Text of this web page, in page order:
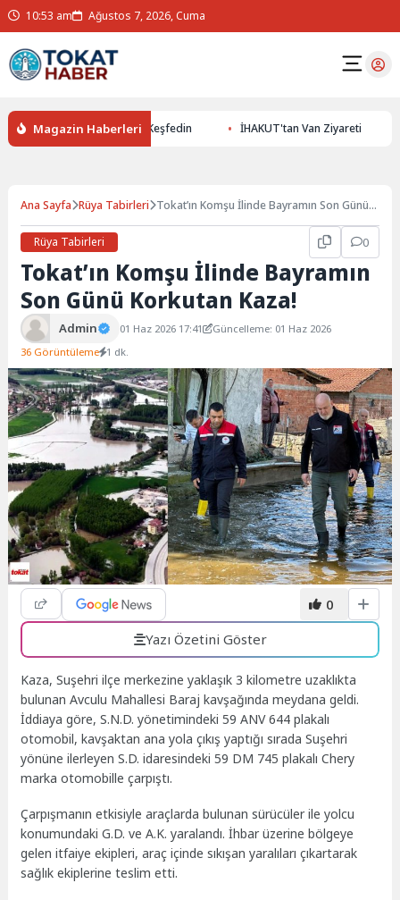
10:53 am Ağustos 7, 2026, Cuma
Magazin Haberleri
Yer Altının Gizemlerini Keşfedin İHAKUT'tan Van Ziyareti
Ana Sayfa Rüya Tabirleri Tokat’ın Komşu İlinde Bayramın Son Günü
Rüya Tabirleri
0
Tokat’ın Komşu İlinde Bayramın
Son Günü Korkutan Kaza!
Admin 01 Haz 2026 17:41
Güncelleme: 01 Haz 2026
36 Görüntüleme 1 dk.
0
Yazı Özetini Göster
Kaza, Suşehri ilçe merkezine yaklaşık 3 kilometre uzaklıkta
bulunan Avculu Mahallesi Baraj kavşağında meydana geldi.
İddiaya göre, S.N.D. yönetimindeki 59 ANV 644 plakalı
otomobil, kavşaktan ana yola çıkış yaptığı sırada Suşehri
yönüne ilerleyen S.D. idaresindeki 59 DM 745 plakalı Chery
marka otomobille çarpıştı.
Çarpışmanın etkisiyle araçlarda bulunan sürücüler ile yolcu
konumundaki G.D. ve A.K. yaralandı. İhbar üzerine bölgeye
gelen itfaiye ekipleri, araç içinde sıkışan yaralıları çıkartarak
sağlık ekiplerine teslim etti.